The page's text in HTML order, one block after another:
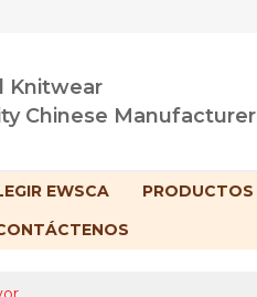
Knitwear
Chinese Manufacturer
EWSCA PRODUCTOS